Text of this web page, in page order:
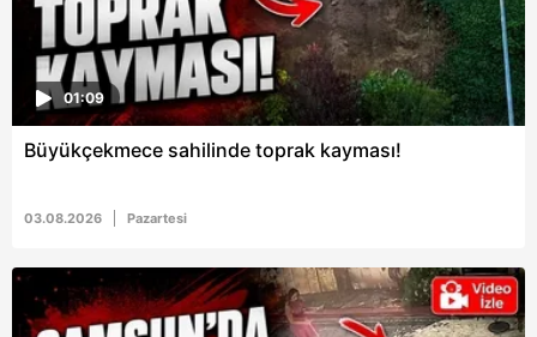
ilgili mevzuata uygun olarak kullanılan çerezlerle ilgili bilgi
almak için lütfen
tıklayınız
01:09
Büyükçekmece sahilinde toprak kayması!
03.08.2026 Pazartesi